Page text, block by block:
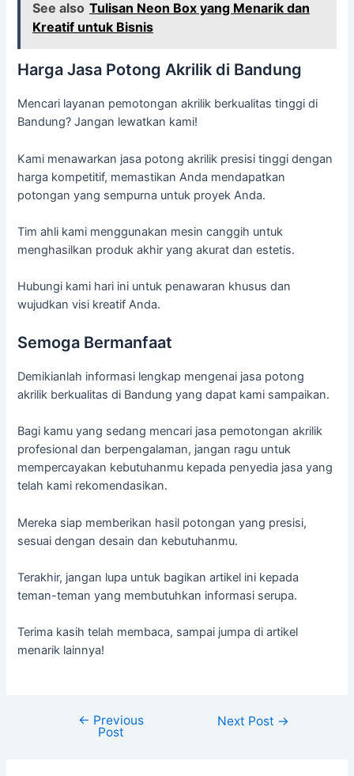
See also Tulisan Neon Box yang Menarik dan
Kreatif untuk Bisnis
Harga Jasa Potong Akrilik di Bandung
Mencari layanan pemotongan akrilik berkualitas tinggi di
Bandung? Jangan lewatkan kami!
Kami menawarkan jasa potong akrilik presisi tinggi dengan
harga kompetitif, memastikan Anda mendapatkan
potongan yang sempurna untuk proyek Anda.
Tim ahli kami menggunakan mesin canggih untuk
menghasilkan produk akhir yang akurat dan estetis.
Hubungi kami hari ini untuk penawaran khusus dan
wujudkan visi kreatif Anda.
Semoga Bermanfaat
Demikianlah informasi lengkap mengenai jasa potong
akrilik berkualitas di Bandung yang dapat kami sampaikan.
Bagi kamu yang sedang mencari jasa pemotongan akrilik
profesional dan berpengalaman, jangan ragu untuk
mempercayakan kebutuhanmu kepada penyedia jasa yang
telah kami rekomendasikan.
Mereka siap memberikan hasil potongan yang presisi,
sesuai dengan desain dan kebutuhanmu.
Terakhir, jangan lupa untuk bagikan artikel ini kepada
teman-teman yang membutuhkan informasi serupa.
Terima kasih telah membaca, sampai jumpa di artikel
menarik lainnya!
← Previous
Post
Next Post →